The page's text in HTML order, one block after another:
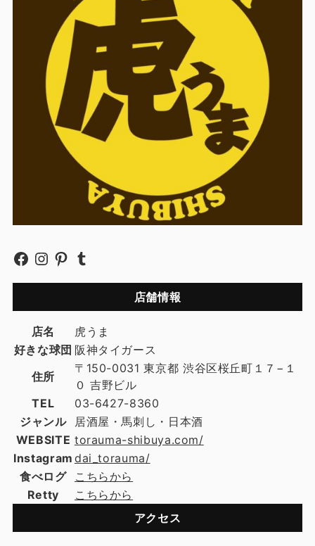
店舗情報
店名
虎うま
好きな球団 阪神タイガース
住所
〒150-0031 東京都 渋谷区桜丘町１７−１
０ 吉野ビル
TEL
03-6427-8360
ジャンル
居酒屋・馬刺し・日本酒
WEBSITE torauma-shibuya.com/
Instagram dai_torauma/
食べログ
こちらから
Retty
こちらから
アクセス